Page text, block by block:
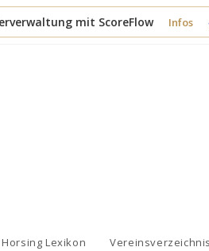
mit ScoreFlow Infos
Lexikon Vereinsverzeichnis